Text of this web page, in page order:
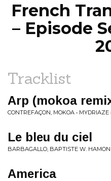
French
– Episode
Tracklist
Arp (mokoa
CONTREFAÇON, MOKOA • MYDRIAZE
Le bleu du ciel
BARBAGALLO, BAPTISTE W.
America